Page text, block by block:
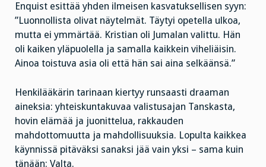
Enquist esittää yhden ilmeisen kasvatuksellisen syyn:
”Luonnollista olivat näytelmät. Täytyi opetella ulkoa,
mutta ei ymmärtää. Kristian oli Jumalan valittu. Hän
oli kaiken yläpuolella ja samalla kaikkein viheliäisin.
Ainoa toistuva asia oli että hän sai aina selkäänsä.”
Henkilääkärin tarinaan kiertyy runsaasti draaman
aineksia: yhteiskuntakuvaa valistusajan Tanskasta,
hovin elämää ja juonittelua, rakkauden
mahdottomuutta ja mahdollisuuksia. Lopulta kaikkea
käynnissä pitäväksi sanaksi jää vain yksi – sama kuin
tänään: Valta.